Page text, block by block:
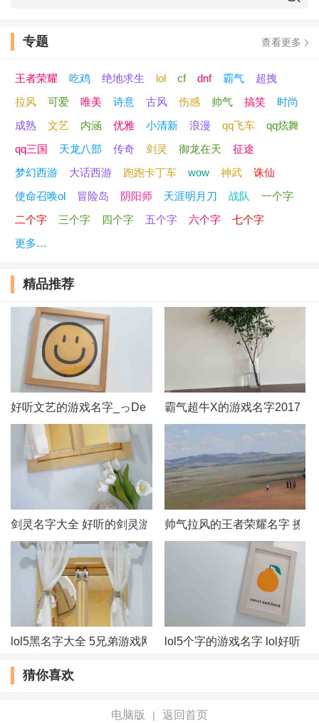
冷月醉夕阳
落梅如雪乱
云竹清
暗弹相思泪
生死荣枯
落羽成霜
青袂宛约
素笺淡墨
一览众生小
剑笑江湖
流影醉年华
雪漫似穹天
飞天仙舞
陌幽夜
揽月细挽风流
风起白莲
专题 查看更多
王者荣耀 吃鸡 绝地求生 lol cf dnf 霸气
超拽
拉风
可爱 唯美 诗意 古风 伤感 帅气 搞笑
时尚
成熟
文艺 内涵 优雅 小清新 浪漫 qq飞车
qq炫舞
qq三国
天龙八部 传奇 剑灵 御龙在天
征途
梦幻西游
大话西游 跑跑卡丁车 wow 神武
诛仙
使命召唤ol
冒险岛 阴阳师 天涯明月刀 战队
一个字
二个字
三个字 四个字 五个字 六个字
七个字
更多…
精品推荐
好听文艺的游戏名字_っDemonˊ冥殇づ霸气超牛X的游戏名字2017
剑灵名字大全 好听的剑灵游戏名字帅气拉风的王者荣耀名字 撩妹
lol5黑名字大全 5兄弟游戏网名 lol5个字的游戏名字 lol好听五
猜你喜欢
电脑版 | 返回首页